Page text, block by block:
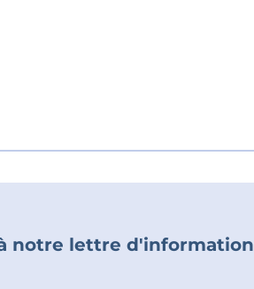
notre lettre d'information